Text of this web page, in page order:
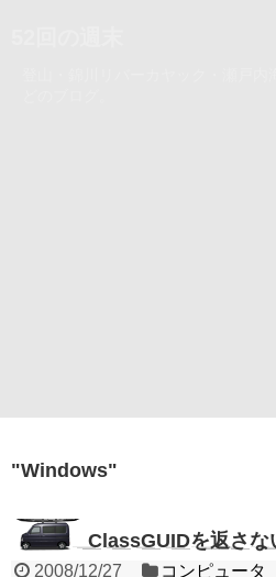
"Windows"
ClassGUIDを返さな
2008/12/27 コンピュータ